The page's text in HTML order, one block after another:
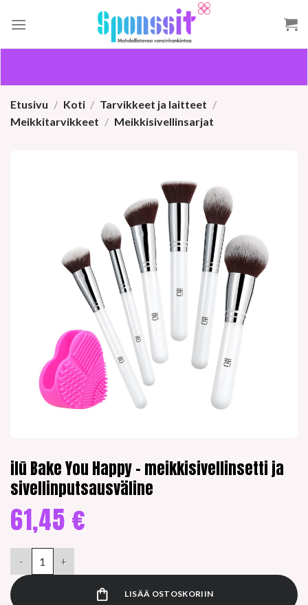
Etusivu / Koti / Tarvikkeet ja laitteet /
Meikkitarvikkeet / Meikkisivellinsarjat
ilū Bake You Happy – meikkisivellinsetti ja
sivellinputsausväline
61,45 €
LISÄÄ OSTOSKORIIN